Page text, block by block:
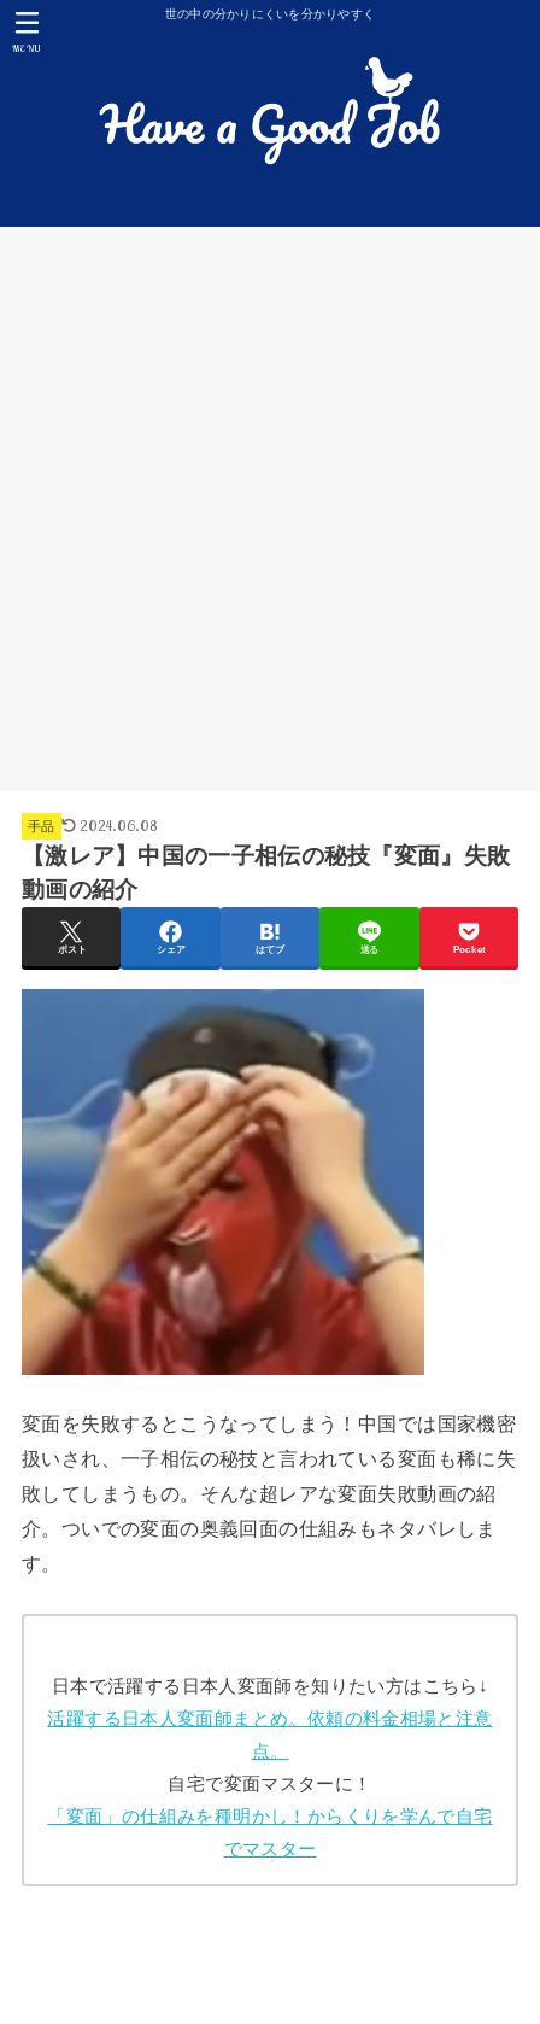
世の中の分かりにくいを分かりやすく
MENU
手品 2024.06.08
【激レア】中国の一子相伝の秘技『変面』失敗
動画の紹介
ポスト シェア はてブ 送る Pocket
変面を失敗するとこうなってしまう！中国では国家機密
扱いされ、一子相伝の秘技と言われている変面も稀に失
敗してしまうもの。そんな超レアな変面失敗動画の紹
介。ついでの変面の奥義回面の仕組みもネタバレしま
す。
日本で活躍する日本人変面師を知りたい方はこちら↓
活躍する日本人変面師まとめ。依頼の料金相場と注意
点。
自宅で変面マスターに！
「変面」の仕組みを種明かし！からくりを学んで自宅
でマスター